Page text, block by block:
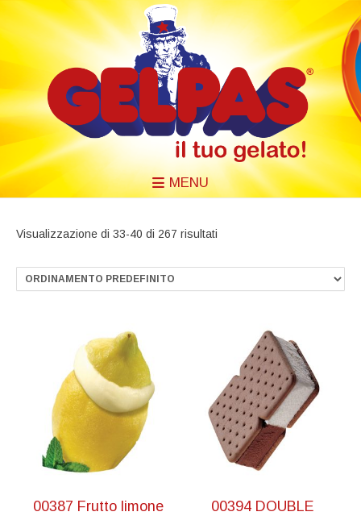
MENU
Visualizzazione di 33-40 di 267 risultati
00387 Frutto limone 00394 DOUBLE